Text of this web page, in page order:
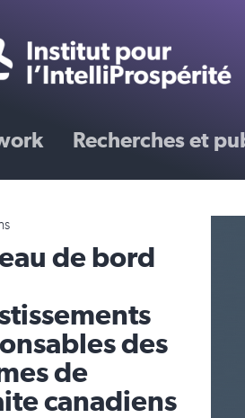
Recherches et
de bord
des
de
canadiens